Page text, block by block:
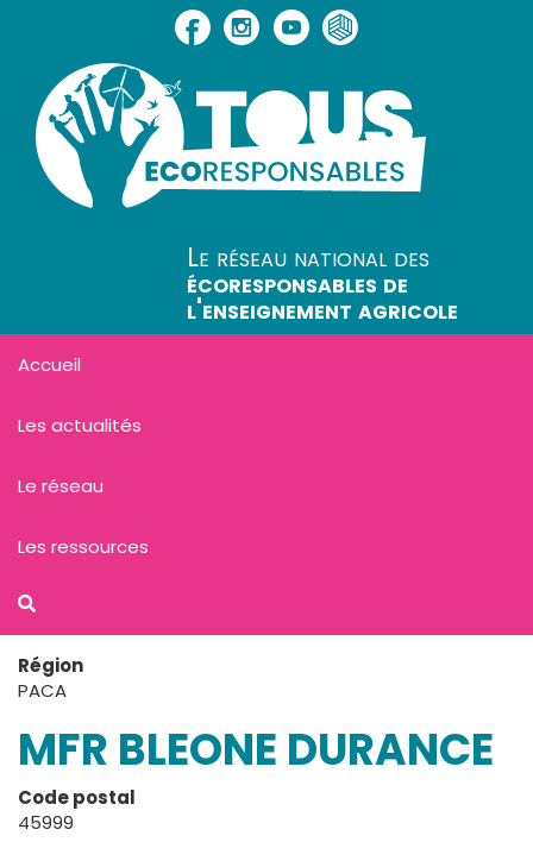
Région
PACA
MFR BLEONE DURANCE
Code postal
45999
Le réseau national des
écoresponsables de
l'enseignement agricole
Accueil
Les actualités
Le réseau
Les ressources